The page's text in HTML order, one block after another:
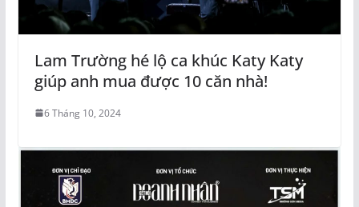
Lam Trường hé lộ ca khúc Katy Katy
giúp anh mua được 10 căn nhà!
6 Tháng 10, 2024